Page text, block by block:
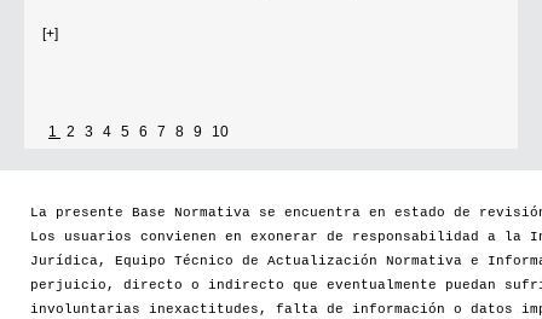
[+]
1 2 3 4 5 6 7 8 9 10
La presente Base Normativa se encuentra en estado de
Los usuarios convienen en exonerar de responsabilidad a la
Jurídica, Equipo Técnico de Actualización Normativa e
perjuicio, directo o indirecto que eventualmente puedan
involuntarias inexactitudes, falta de información o datos